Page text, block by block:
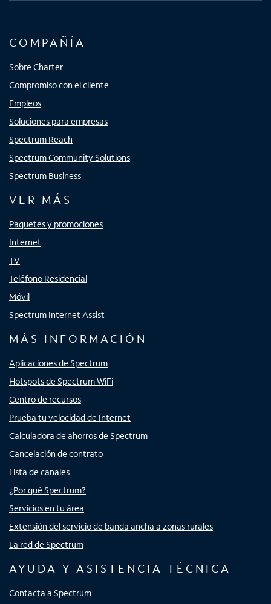
COMPAÑÍA
Sobre Charter
Compromiso con el cliente
Empleos
Soluciones para empresas
Spectrum Reach
Spectrum Community Solutions
Spectrum Business
VER MÁS
Paquetes y promociones
Internet
TV
Teléfono Residencial
Móvil
Spectrum Internet Assist
MÁS INFORMACIÓN
Aplicaciones de Spectrum
Hotspots de Spectrum WiFi
Centro de recursos
Prueba tu velocidad de Internet
Calculadora de ahorros de Spectrum
Cancelación de contrato
Lista de canales
¿Por qué Spectrum?
Servicios en tu área
Extensión del servicio de banda ancha a zonas rurales
La red de Spectrum
AYUDA Y ASISTENCIA TÉCNICA
Contacta a Spectrum